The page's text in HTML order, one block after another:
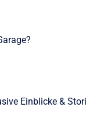
Einblicke &